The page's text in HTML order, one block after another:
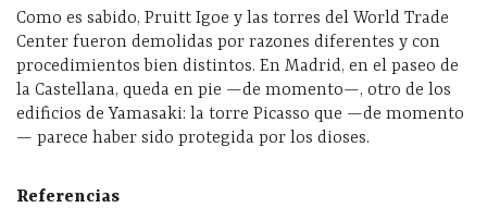
Como es sabido, Pruitt Igoe y las torres del World Trade
Center fueron demolidas por razones diferentes y con
procedimientos bien distintos. En Madrid, en el paseo de
la Castellana, queda en pie —de momento—, otro de los
edificios de Yamasaki: la torre Picasso que —de momento
— parece haber sido protegida por los dioses.
Referencias